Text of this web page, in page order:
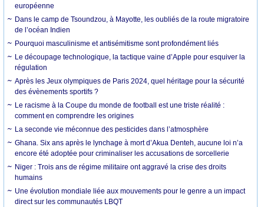
européenne
Dans le camp de Tsoundzou, à Mayotte, les oubliés de la route migratoire
de l’océan Indien
Pourquoi masculinisme et antisémitisme sont profondément liés
Le découpage technologique, la tactique vaine d’Apple pour esquiver la
régulation
Après les Jeux olympiques de Paris 2024, quel héritage pour la sécurité
des évènements sportifs ?
Le racisme à la Coupe du monde de football est une triste réalité :
comment en comprendre les origines
La seconde vie méconnue des pesticides dans l’atmosphère
Ghana. Six ans après le lynchage à mort d’Akua Denteh, aucune loi n’a
encore été adoptée pour criminaliser les accusations de sorcellerie
Niger : Trois ans de régime militaire ont aggravé la crise des droits
humains
Une évolution mondiale liée aux mouvements pour le genre a un impact
direct sur les communautés LBQT